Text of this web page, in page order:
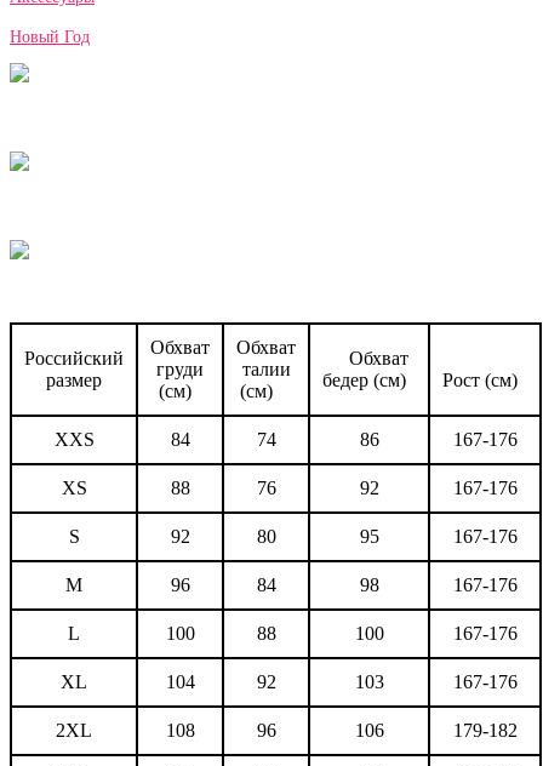
Новый Год
Российский
размер
Обхват
груди
(см)
Обхват
талии
(см)
Обхват
бедер (см)
Рост (см)
XXS 84 74 86 167-176
XS 88 76 92 167-176
S 92 80 95 167-176
M 96 84 98 167-176
L 100 88 100 167-176
XL 104 92 103 167-176
2XL 108 96 106 179-182